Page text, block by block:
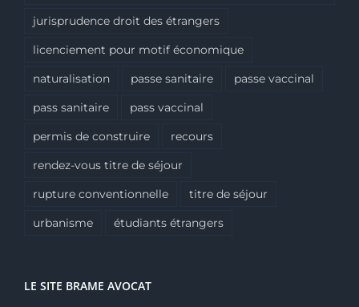
jurisprudence droit des étrangers
licenciement pour motif économique
naturalisation
passe sanitaire
passe vaccinal
pass sanitaire
pass vaccinal
permis de construire
recours
rendez-vous titre de séjour
rupture conventionnelle
titre de séjour
urbanisme
étudiants étrangers
LE SITE BRAME AVOCAT